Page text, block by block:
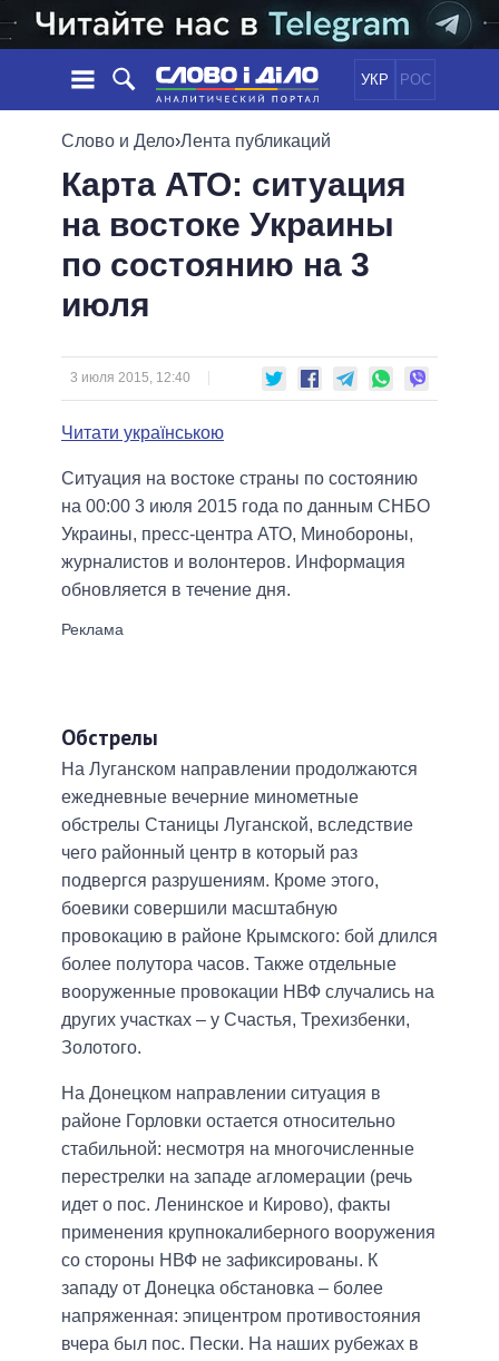
УКР РОС
НОВОСТИ
ЛЕНТА
СОБЫТИЯ
СТАТЬИ
ОБЗОРЫ
ДАЙДЖЕСТЫ
ПОЛИТИКА
ЭКОНОМИКА
ОБЩЕСТВО
ОБЕЩАНИЯ
ПОЛИТИКИ
ПРЕЗИДЕНТ И ОФИС
ВЕРХОВНАЯ РАДА
КАБИНЕТ МИНИСТРОВ
ВСЕ ПЕРСОНЫ
ПОДДЕРЖАТЬ
СРАВНЕНИЕ ПОЛИТИКОВ
Слово и Дело›Лента публикаций
Карта АТО: ситуация
на востоке Украины
по состоянию на 3
июля
3 июля 2015, 12:40
Читати українською
Ситуация на востоке страны по состоянию
на 00:00 3 июля 2015 года по данным СНБО
Украины, пресс-центра АТО, Минобороны,
журналистов и волонтеров. Информация
обновляется в течение дня.
Обстрелы
На Луганском направлении продолжаются
ежедневные вечерние минометные
обстрелы Станицы Луганской, вследствие
чего районный центр в который раз
подвергся разрушениям. Кроме этого,
боевики совершили масштабную
провокацию в районе Крымского: бой длился
более полутора часов. Также отдельные
вооруженные провокации НВФ случались на
других участках – у Счастья, Трехизбенки,
Золотого.
На Донецком направлении ситуация в
районе Горловки остается относительно
стабильной: несмотря на многочисленные
перестрелки на западе агломерации (речь
идет о пос. Ленинское и Кирово), факты
применения крупнокалиберного вооружения
со стороны НВФ не зафиксированы. К
западу от Донецка обстановка – более
напряженная: эпицентром противостояния
вчера был пос. Пески. На наших рубежах в